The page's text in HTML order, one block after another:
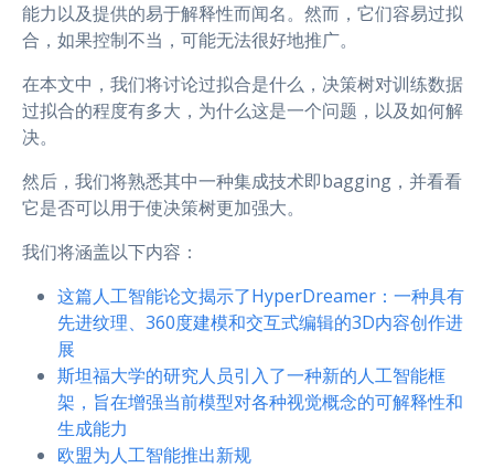
能力以及提供的易于解释性而闻名。然而，它们容易过拟
合，如果控制不当，可能无法很好地推广。
在本文中，我们将讨论过拟合是什么，决策树对训练数据
过拟合的程度有多大，为什么这是一个问题，以及如何解
决。
然后，我们将熟悉其中一种集成技术即bagging，并看看
它是否可以用于使决策树更加强大。
我们将涵盖以下内容：
这篇人工智能论文揭示了HyperDreamer：一种具有
先进纹理、360度建模和交互式编辑的3D内容创作进
展
斯坦福大学的研究人员引入了一种新的人工智能框
架，旨在增强当前模型对各种视觉概念的可解释性和
生成能力
欧盟为人工智能推出新规